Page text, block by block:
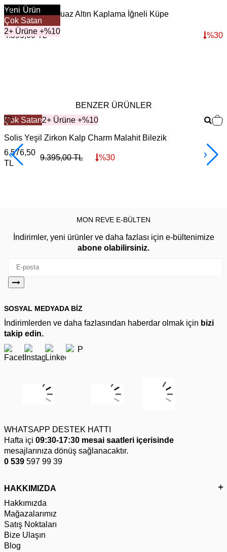
Yeni Ürün
Çok Satan
2+ Ürüne +%10
Deep Start Turkuaz Altın Kaplama İğneli Küpe
3.076,50TL
4.395,00TL %30
BENZER ÜRÜNLER
Çok Satan2+ Ürüne +%10
Solis Yeşil Zirkon Kalp Charm Malahit Bilezik
6.576,50
TL
9.395,00TL %30
MON REVE E-BÜLTEN
İndirimler, yeni ürünler ve daha fazlası için e-bültenimize
abone olabilirsiniz.
SOSYAL MEDYADA BİZ
İndirimlerden ve daha fazlasından haberdar olmak için bizi
takip edin.
WHATSAPP DESTEK HATTI
Hafta içi 09:30-17:30 mesai saatleri içerisinde
mesajlarınıza dönüş sağlanacaktır.
0 539 597 99 39
HAKKIMIZDA
Hakkımızda
Mağazalarımız
Satış Noktaları
Bize Ulaşın
Blog